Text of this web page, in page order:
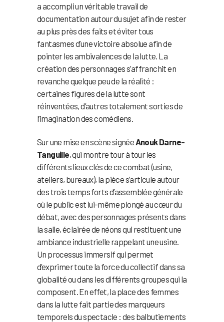
a accompli un véritable travail de
documentation autour du sujet afin de rester
au plus près des faits et éviter tous
fantasmes d’une victoire absolue afin de
pointer les ambivalences de la lutte. La
création des personnages s’affranchit en
revanche quelque peu de la réalité :
certaines figures de la lutte sont
réinventées, d’autres totalement sorties de
l’imagination des comédiens.
Sur une mise en scène signée Anouk Darne-
Tanguille, qui montre tour à tour les
différents lieux clés de ce combat (usine,
ateliers, bureaux), la pièce s’articule autour
des trois temps forts d’assemblée générale
où le public est lui-même plongé au cœur du
débat, avec des personnages présents dans
la salle, éclairée de néons qui restituent une
ambiance industrielle rappelant une usine.
Un processus immersif qui permet
d’exprimer toute la force du collectif dans sa
globalité ou dans les différents groupes qui la
composent. En effet, la place des femmes
dans la lutte fait partie des marqueurs
temporels du spectacle : des balbutiements